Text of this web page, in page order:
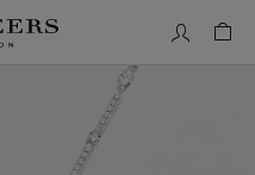
縮圖軌道的輪播。使用